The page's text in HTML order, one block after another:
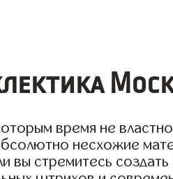
время не
несхожие
вы стремитесь